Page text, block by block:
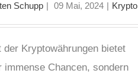
Schupp | 09 Mai, 2024 | Krypto
der Kryptowährungen bietet
immense Chancen, sondern